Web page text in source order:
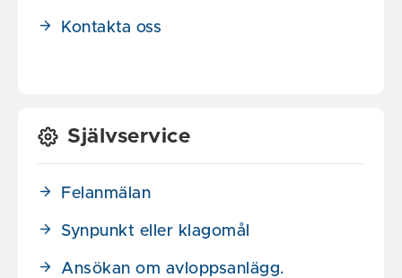
Kontakta oss
Självservice
Felanmälan
Synpunkt eller klagomål
Ansökan om avloppsanlägg.